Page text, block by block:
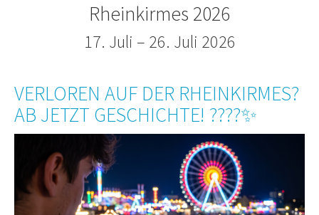
Rheinkirmes 2026
17. Juli – 26. Juli 2026
VERLOREN AUF DER RHEINKIRMES?
AB JETZT GESCHICHTE! ????✨